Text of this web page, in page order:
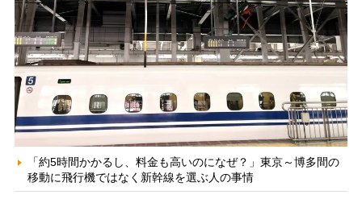
「約5時間かかるし、料金も高いのになぜ？」東京～博多間の
移動に飛行機ではなく新幹線を選ぶ人の事情